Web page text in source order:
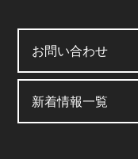
お問い合わせ
新着情報一覧